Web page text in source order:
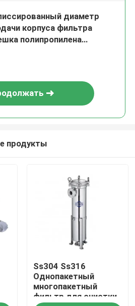
диаметр
корпуса фильтра
полипропилена
продукты
Ss304 Ss316
Однопакетный
многопакетный
фильтр для очистки